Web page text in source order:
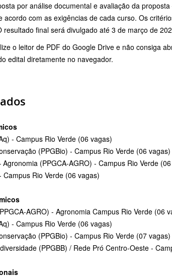
por análise documental e avaliação da
acordo com as exigências de cada curso. Os
resultado final será divulgado até 3 de março de
o leitor de PDF do Google Drive e não consiga
edital diretamente no navegador.
- Campus Rio Verde (06 vagas)
(PPGBio) - Campus Rio Verde (06 vagas)
(PPGCA-AGRO) - Campus Rio Verde
Rio Verde (06 vagas)
AGRO) - Agronomia Campus Rio Verde (06
- Campus Rio Verde (06 vagas)
(PPGBio) - Campus Rio Verde (07 vagas)
(PPGBB) / Rede Pró Centro-Oeste -